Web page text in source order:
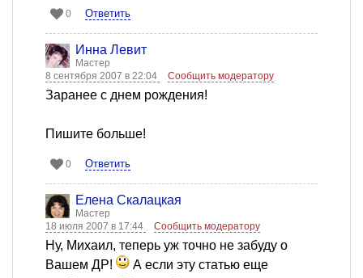
0 Ответить
Инна Левит
Мастер
8 сентября 2007 в 22:04
Сообщить модератору
Заранее с днем рождения!
Пишите больше!
0 Ответить
Елена Скалацкая
Мастер
18 июля 2007 в 17:44
Сообщить модератору
Ну, Михаил, теперь уж точно не забуду о
Вашем ДР!
А если эту статью еще